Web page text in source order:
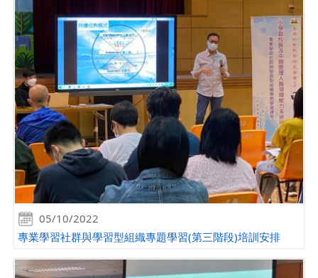
05/10/2022
專業學習社群與學習型組織專題學習(第三階段)培訓安排